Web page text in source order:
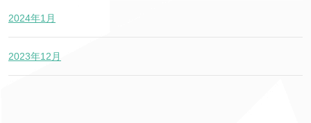
2024年1月
2023年12月